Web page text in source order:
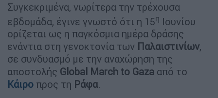
Συγκεκριμένα, νωρίτερα την τρέχουσα
εβδομάδα, έγινε γνωστό ότι η 15η Ιουνίου
ορίζεται ως η παγκόσμια ημέρα δράσης
ενάντια στη γενοκτονία των Παλαιστινίων,
σε συνδυασμό με την αναχώρηση της
αποστολής Global March to Gaza από το
Κάιρο προς τη Ράφα.